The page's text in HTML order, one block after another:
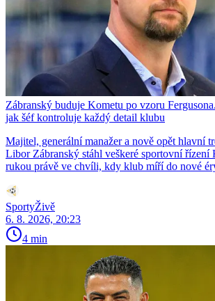
Zábranský buduje Kometu po vzoru
jak šéf kontroluje každý detail klubu
Majitel, generální manažer a nově opět hlavní
Libor Zábranský stáhl veškeré sportovní řízení
rukou právě ve chvíli, kdy klub míří do nové
SportyŽivě
6. 8. 2026, 20:23
4 min